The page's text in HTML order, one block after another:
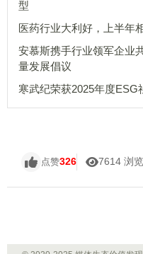
型
医药行业大利好，上半年
安慕斯携手行业领军企业
量发展倡议
寒武纪荣获2025年度ESG
点赞326 7614 浏览